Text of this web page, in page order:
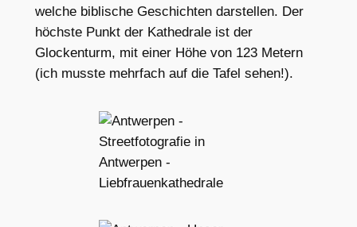
welche biblische Geschichten darstellen. Der
höchste Punkt der Kathedrale ist der
Glockenturm, mit einer Höhe von 123 Metern
(ich musste mehrfach auf die Tafel sehen!).